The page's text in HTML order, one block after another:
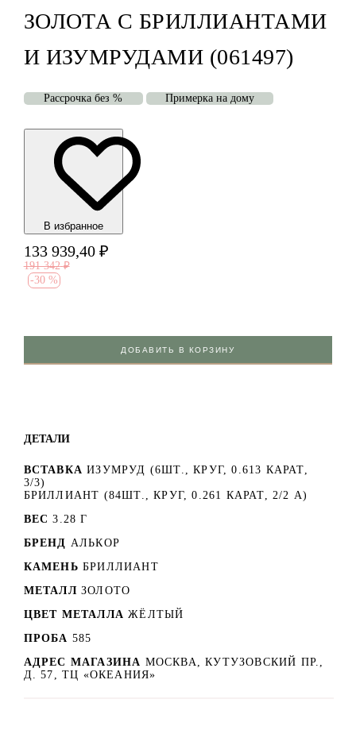
ЗОЛОТА С БРИЛЛИАНТАМИ
И ИЗУМРУДАМИ (061497)
Рассрочка без % Примерка на дому
В избранноe
133 939,40 ₽
191 342 ₽
-30 %
ДОБАВИТЬ В КОРЗИНУ
ДЕТАЛИ
ВСТАВКА ИЗУМРУД (6ШТ., КРУГ, 0.613 КАРАТ,
3/3)
БРИЛЛИАНТ (84ШТ., КРУГ, 0.261 КАРАТ, 2/2 А)
ВЕС 3.28 Г
БРЕНД АЛЬКОР
КАМЕНЬ БРИЛЛИАНТ
МЕТАЛЛ ЗОЛОТО
ЦВЕТ МЕТАЛЛА ЖЁЛТЫЙ
ПРОБА 585
АДРЕС МАГАЗИНА МОСКВА, КУТУЗОВСКИЙ ПР.,
Д. 57, ТЦ «ОКЕАНИЯ»